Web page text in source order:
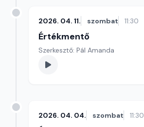
2026. 04. 11. szombat 11:30
Értékmentő
Szerkesztő: Pál Amanda
2026. 04. 04. szombat 11:30